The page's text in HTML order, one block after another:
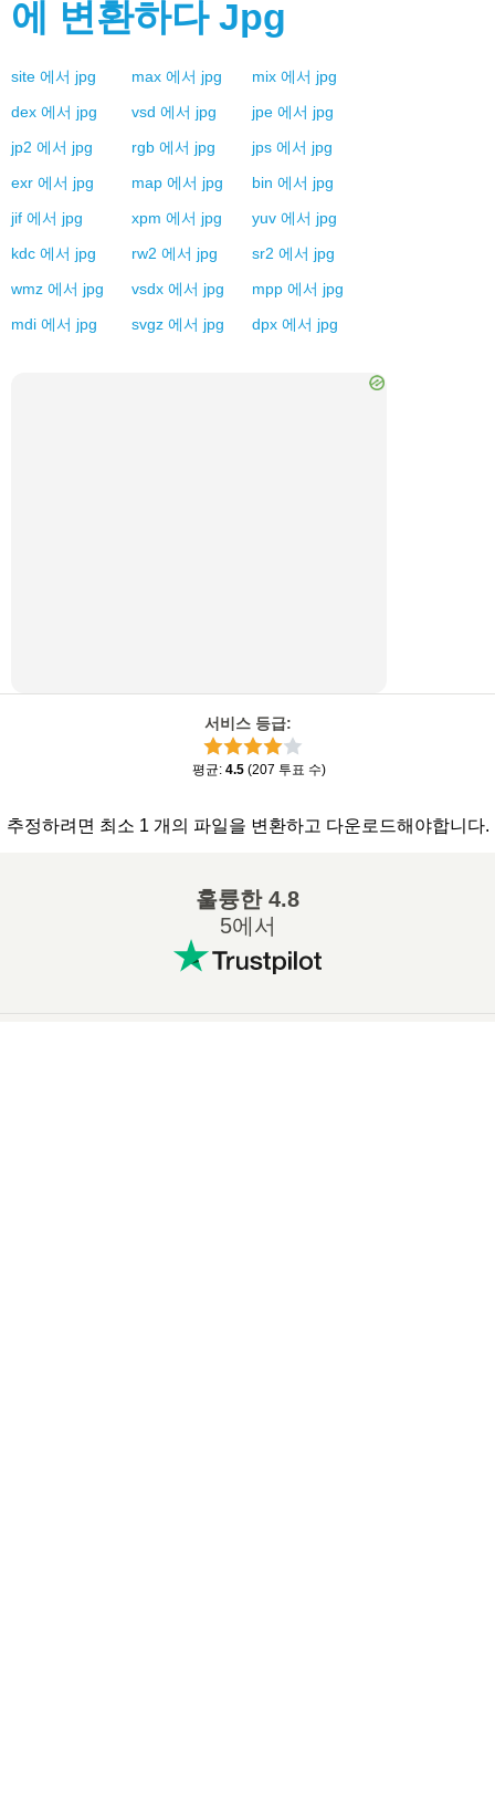
에 변환하다 Jpg
site 에서 jpg max 에서 jpg mix 에서 jpg
dex 에서 jpg vsd 에서 jpg jpe 에서 jpg
jp2 에서 jpg rgb 에서 jpg jps 에서 jpg
exr 에서 jpg map 에서 jpg bin 에서 jpg
jif 에서 jpg xpm 에서 jpg yuv 에서 jpg
kdc 에서 jpg rw2 에서 jpg sr2 에서 jpg
wmz 에서 jpg vsdx 에서 jpg mpp 에서 jpg
mdi 에서 jpg svgz 에서 jpg dpx 에서 jpg
서비스 등급:
평균: 4.5 (207 투표 수)
추정하려면 최소 1 개의 파일을 변환하고 다운로드해야합니다.
훌륭한4.8
5에서